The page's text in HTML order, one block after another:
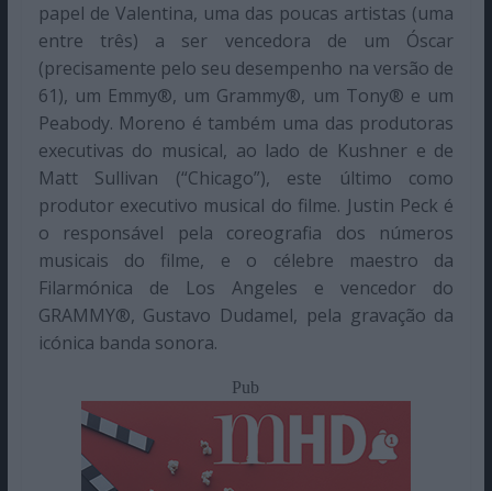
papel de Valentina, uma das poucas artistas (uma
entre três) a ser vencedora de um Óscar
(precisamente pelo seu desempenho na versão de
61), um Emmy®, um Grammy®, um Tony® e um
Peabody. Moreno é também uma das produtoras
executivas do musical, ao lado de Kushner e de
Matt Sullivan (“Chicago”), este último como
produtor executivo musical do filme. Justin Peck é
o responsável pela coreografia dos números
musicais do filme, e o célebre maestro da
Filarmónica de Los Angeles e vencedor do
GRAMMY®, Gustavo Dudamel, pela gravação da
icónica banda sonora.
Pub